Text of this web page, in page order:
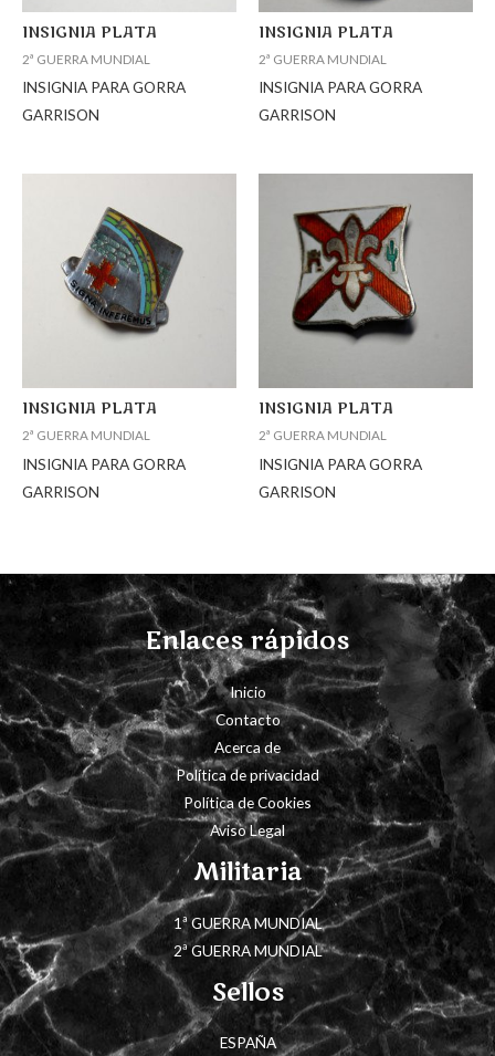
INSIGNIA PLATA
2ª GUERRA MUNDIAL
INSIGNIA PARA GORRA
GARRISON
INSIGNIA PLATA
2ª GUERRA MUNDIAL
INSIGNIA PARA GORRA
GARRISON
INSIGNIA PLATA
2ª GUERRA MUNDIAL
INSIGNIA PARA GORRA
GARRISON
INSIGNIA PLATA
2ª GUERRA MUNDIAL
INSIGNIA PARA GORRA
GARRISON
Enlaces rápidos
Inicio
Contacto
Acerca de
Política de privacidad
Política de Cookies
Aviso Legal
Militaria
1ª GUERRA MUNDIAL
2ª GUERRA MUNDIAL
Sellos
ESPAÑA